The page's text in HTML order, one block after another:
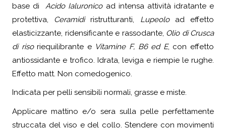
base diAcido Ialuronicoad intensa attività idratante e
protettiva, Ceramidiristrutturanti, Lupeoload effetto
elasticizzante, ridensificante e rassodante, Olio di Crusca
di risoriequilibrante e Vitamine F, B6 ed E, con effetto
antiossidante e trofico. Idrata, leviga e riempie le rughe.
Effetto matt. Non comedogenico.
Indicata per pelli sensibili normali, grasse e miste.
Applicare mattino e/o sera sulla pelle perfettamente
struccata del viso e del collo. Stendere con movimenti